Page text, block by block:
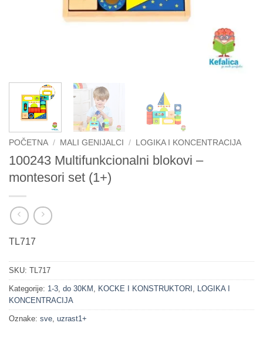
POČETNA / MALI GENIJALCI / LOGIKA I KONCENTRACIJA
100243 Multifunkcionalni blokovi –
montesori set (1+)
TL717
SKU: TL717
Kategorije: 1-3, do 30KM , KOCKE I KONSTRUKTORI , LOGIKA I
KONCENTRACIJA
Oznake: sve, uzrast1+